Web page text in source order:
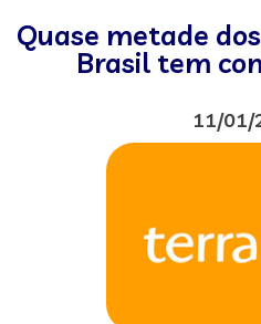
Quase metade
Brasil tem
11/01/